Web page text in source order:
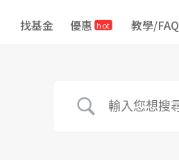
找基金 優惠 hot 教學/FAQ